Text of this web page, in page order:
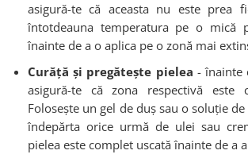
asigură-te că aceasta nu este prea
întotdeauna temperatura pe o mică
înainte de a o aplica pe o zonă mai
Curăță și pregătește pielea - înainte
asigură-te că zona respectivă este
Folosește un gel de duș sau o soluție
îndepărta orice urmă de ulei sau
pielea este complet uscată înainte de a